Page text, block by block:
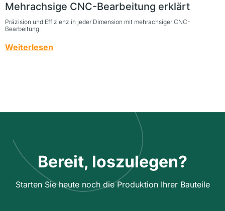
Mehrachsige CNC-Bearbeitung erklärt
Präzision und Effizienz in jeder Dimension mit mehrachsiger CNC-
Bearbeitung.
Weiterlesen
Bereit, loszulegen?
Starten Sie heute noch die Produktion Ihrer Bauteile